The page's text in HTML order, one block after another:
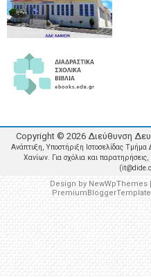
Copyright © 2026 Διεύθυνση
Ανάπτυξη, Υποστήριξη Ιστοσελίδας
Χανίων. Για σχόλια και
Design by NewWpThemes|